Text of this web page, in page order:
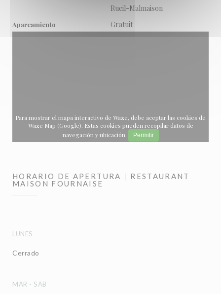
Rueil-Malmaison
Aparcamiento Gratuit
Para mostrar el mapa interactivo de Waze, debe aceptar las cookies de
Waze Map (Google). Estas cookies pueden recopilar datos de
navegación y ubicación.
Permitir
HORARIO DE APERTURA
RESTAURANT
MAISON FOURNAISE
LUNES
Cerrado
MAR - SAB